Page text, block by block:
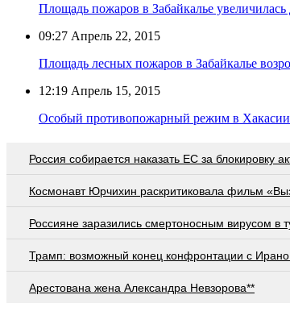
Площадь пожаров в Забайкалье увеличилась
09:27 Апрель 22, 2015
Площадь лесных пожаров в Забайкалье
12:19 Апрель 15, 2015
Особый противопожарный режим в Хакасии
Россия собирается наказать EC за блокировку
Космонавт Юрчихин раскритиковала фильм
Россияне заразились смертоносным вирусом в
Трамп: возможный конец конфронтации с
Арестована жена Александра Невзорова**